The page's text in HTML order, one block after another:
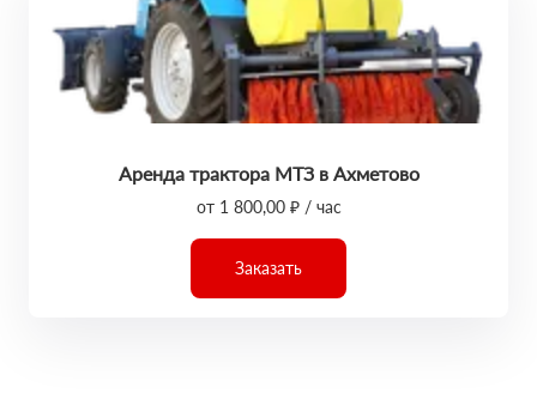
Аренда трактора МТЗ в Ахметово
от 1 800,00 ₽ / час
Заказать